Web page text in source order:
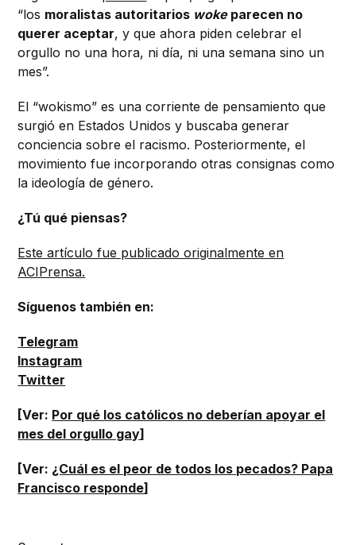
“los moralistas autoritarios wokeparecen no
querer aceptar, y que ahora piden celebrar el
orgullo no una hora, ni día, ni una semana sino un
mes”.
El “wokismo” es una corriente de pensamiento que
surgió en Estados Unidos y buscaba generar
conciencia sobre el racismo. Posteriormente, el
movimiento fue incorporando otras consignas como
la ideología de género.
¿Tú qué piensas?
Este artículo fue publicado originalmente en
ACIPrensa.
Síguenos también en:
Telegram
Instagram
Twitter
[Ver: Por qué los católicos no deberían apoyar el
mes del orgullo gay]
[Ver: ¿Cuál es el peor de todos los pecados? Papa
Francisco responde]